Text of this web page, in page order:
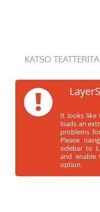
KATSO
!
It looks like
loads an
problems
Please
sidebar to
and enable
option.